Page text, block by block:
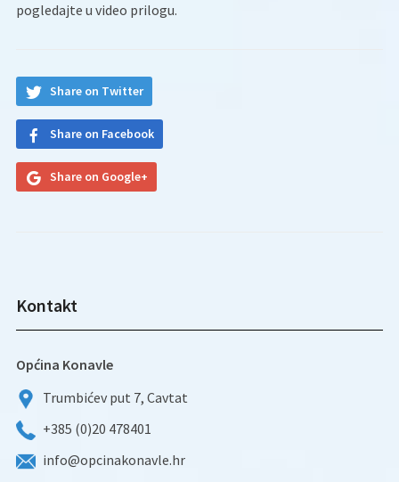
pogledajte u video prilogu.
Share on Twitter
Share on Facebook
Share on Google+
Kontakt
Općina Konavle
Trumbićev put 7, Cavtat
+385 (0)20 478401
info@opcinakonavle.hr